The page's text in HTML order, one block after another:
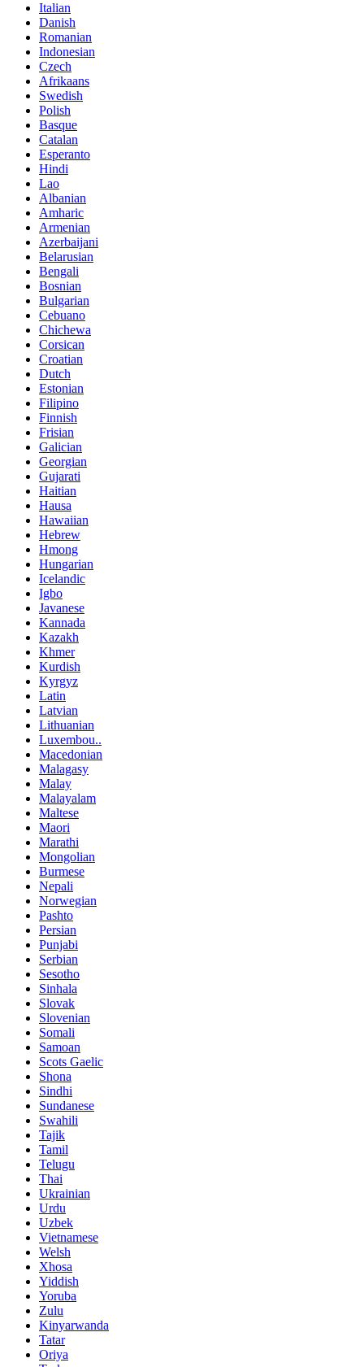
Italian
Danish
Romanian
Indonesian
Czech
Afrikaans
Swedish
Polish
Basque
Catalan
Esperanto
Hindi
Lao
Albanian
Amharic
Armenian
Azerbaijani
Belarusian
Bengali
Bosnian
Bulgarian
Cebuano
Chichewa
Corsican
Croatian
Dutch
Estonian
Filipino
Finnish
Frisian
Galician
Georgian
Gujarati
Haitian
Hausa
Hawaiian
Hebrew
Hmong
Hungarian
Icelandic
Igbo
Javanese
Kannada
Kazakh
Khmer
Kurdish
Kyrgyz
Latin
Latvian
Lithuanian
Luxembou..
Macedonian
Malagasy
Malay
Malayalam
Maltese
Maori
Marathi
Mongolian
Burmese
Nepali
Norwegian
Pashto
Persian
Punjabi
Serbian
Sesotho
Sinhala
Slovak
Slovenian
Somali
Samoan
Scots Gaelic
Shona
Sindhi
Sundanese
Swahili
Tajik
Tamil
Telugu
Thai
Ukrainian
Urdu
Uzbek
Vietnamese
Welsh
Xhosa
Yiddish
Yoruba
Zulu
Kinyarwanda
Tatar
Oriya